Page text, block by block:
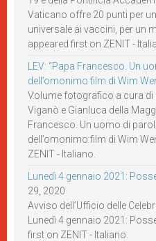
Vaticano offre 20 punti per
universale ai vaccini, per un
appeared first on ZENIT -
LEV: “Papa Francesco. Un
dell’omonimo film di Wim
Volume fotografico a cura
Viganò e Gianluca della
Francesco. Un uomo di
dell’omonimo film di Wim
ZENIT - Italiano.
Lunedì 4 gennaio 2021:
29, 2020
Avviso dell’Ufficio delle
Lunedì 4 gennaio 2021:
first on ZENIT - Italiano.